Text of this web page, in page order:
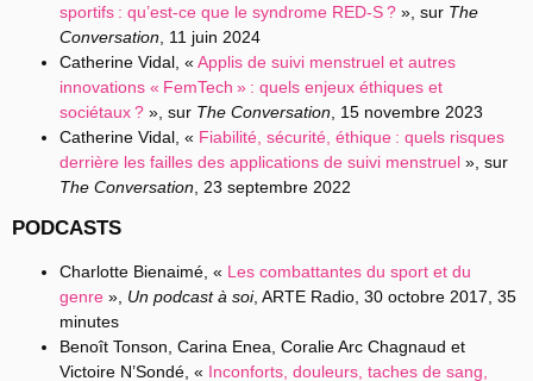
sportifs : qu’est-ce que le syndrome RED-S ? », sur The
Conversation , 11 juin 2024
Catherine Vidal, « Applis de suivi menstruel et autres
innovations « FemTech » : quels enjeux éthiques et
sociétaux ? », sur The Conversation , 15 novembre 2023
Catherine Vidal, « Fiabilité, sécurité, éthique : quels risques
derrière les failles des applications de suivi menstruel », sur
The Conversation , 23 septembre 2022
PODCASTS
Charlotte Bienaimé, « Les combattantes du sport et du
genre », Un podcast à soi, ARTE Radio, 30 octobre 2017, 35
minutes
Benoît Tonson, Carina Enea, CoralieArc Chagnaud et
Victoire N’Sondé, « Inconforts, douleurs, taches de sang,